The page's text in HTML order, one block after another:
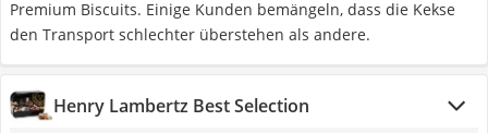
Premium Biscuits. Einige Kunden bemängeln, dass die Kekse
den Transport schlechter überstehen als andere.
Henry Lambertz Best Selection